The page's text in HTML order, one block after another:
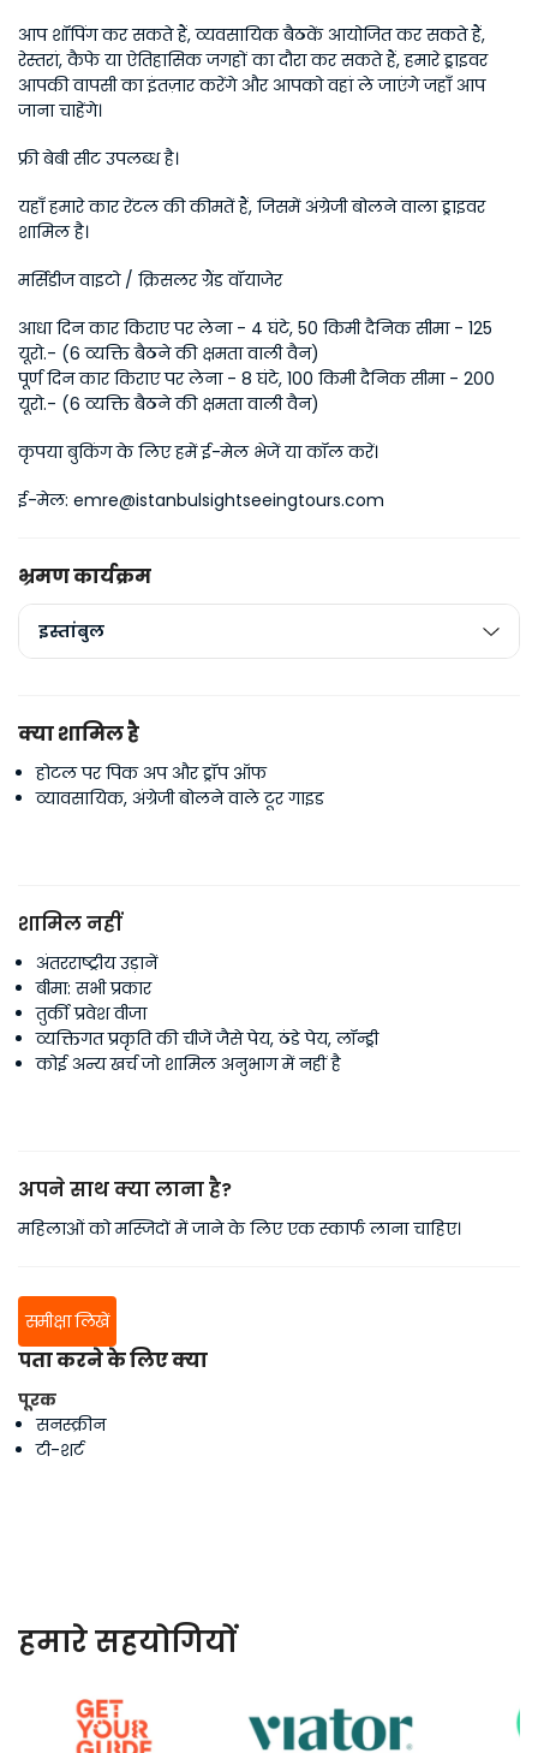
आप शॉपिंग कर सकते हैं, व्यवसायिक बैठकें आयोजित कर सकते हैं,
रेस्तरां, कैफे या ऐतिहासिक जगहों का दौरा कर सकते हैं, हमारे ड्राइवर
आपकी वापसी का इंतज़ार करेंगे और आपको वहां ले जाएंगे जहाँ आप
जाना चाहेंगे।
फ्री बेबी सीट उपलब्ध है।
यहाँ हमारे कार रेंटल की कीमतें हैं, जिसमें अंग्रेजी बोलने वाला ड्राइवर
शामिल है।
मर्सिडीज वाइटो / क्रिसलर ग्रैंड वॉयाजेर
आधा दिन कार किराए पर लेना - 4 घंटे, 50 किमी दैनिक सीमा - 125
यूरो.- (6 व्यक्ति बैठने की क्षमता वाली वैन)
पूर्ण दिन कार किराए पर लेना - 8 घंटे, 100 किमी दैनिक सीमा - 200
यूरो.- (6 व्यक्ति बैठने की क्षमता वाली वैन)
कृपया बुकिंग के लिए हमें ई-मेल भेजें या कॉल करें।
ई-मेल: emre@istanbulsightseeingtours.com
भ्रमण कार्यक्रम
इस्तांबुल
क्या शामिल है
होटल पर पिक अप और ड्रॉप ऑफ
व्यावसायिक, अंग्रेजी बोलने वाले टूर गाइड
शामिल नहीं
अंतरराष्ट्रीय उड़ानें
बीमा: सभी प्रकार
तुर्की प्रवेश वीजा
व्यक्तिगत प्रकृति की चीजें जैसे पेय, ठंडे पेय, लॉन्ड्री
कोई अन्य खर्च जो शामिल अनुभाग में नहीं है
अपने साथ क्या लाना है?
महिलाओं को मस्जिदों में जाने के लिए एक स्कार्फ लाना चाहिए।
समीक्षा लिखें
पता करने के लिए क्या
पूरक
सनस्क्रीन
टी-शर्ट
हमारे सहयोगियों